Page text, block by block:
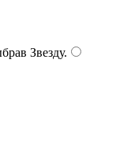
Звезду.